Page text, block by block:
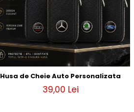
Husa de Cheie Auto Personalizata
39,00 Lei